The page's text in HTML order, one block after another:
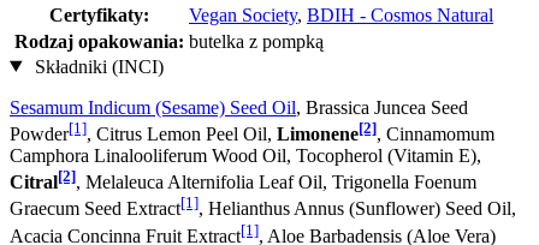
Certyfikaty:
Vegan Society, BDIH - Cosmos Natural
Rodzaj opakowania: butelka z pompką
Składniki (INCI)
Sesamum Indicum (Sesame) Seed Oil, Brassica Juncea Seed
Powder[1], Citrus Lemon Peel Oil, Limonene[2], Cinnamomum
Camphora Linalooliferum Wood Oil, Tocopherol (Vitamin E),
Citral[2], Melaleuca Alternifolia Leaf Oil, Trigonella Foenum
Graecum Seed Extract[1], Helianthus Annus (Sunflower) Seed Oil,
Acacia Concinna Fruit Extract[1], Aloe Barbadensis (Aloe Vera)